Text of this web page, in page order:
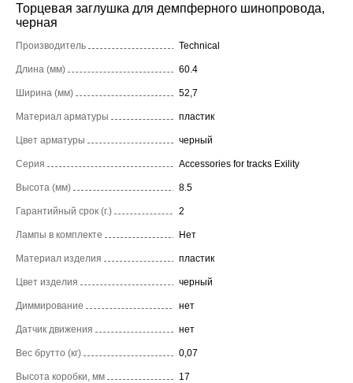
Торцевая заглушка для демпферного шинопровода,
черная
Производитель Technical
Длина (мм) 60.4
Ширина (мм) 52,7
Материал арматуры пластик
Цвет арматуры черный
Серия Accessories for tracks Exility
Высота (мм) 8.5
Гарантийный срок (г.) 2
Лампы в комплекте Нет
Материал изделия пластик
Цвет изделия черный
Диммирование нет
Датчик движения нет
Вес брутто (кг) 0,07
Высота коробки, мм 17